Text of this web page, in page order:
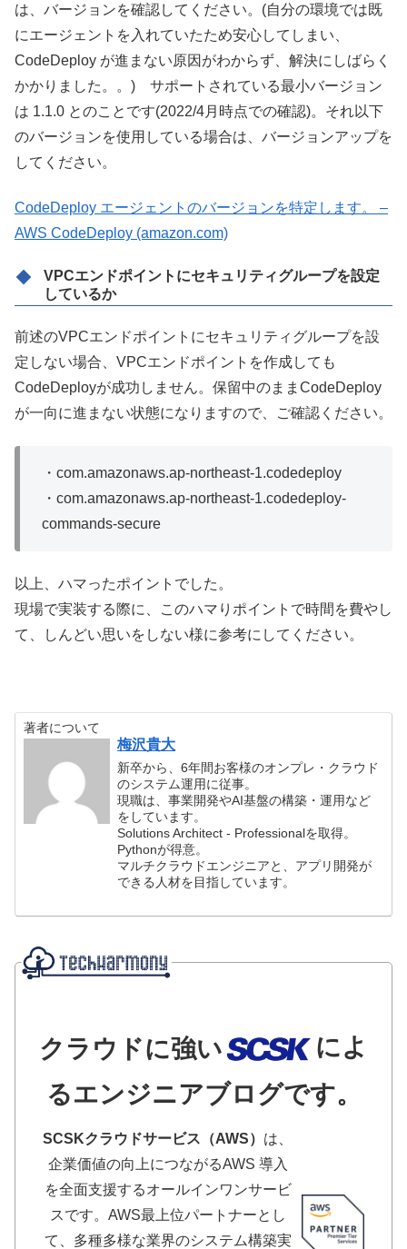
は、バージョンを確認してください。(自分の環境では既
にエージェントを入れていたため安心してしまい、
CodeDeploy が進まない原因がわからず、解決にしばらく
かかりました。。) サポートされている最小バージョン
は 1.1.0 とのことです(2022/4月時点での確認)。それ以下
のバージョンを使用している場合は、バージョンアップを
してください。
CodeDeploy エージェントのバージョンを特定します。 –
AWS CodeDeploy (amazon.com)
VPCエンドポイントにセキュリティグループを設定
しているか
前述のVPCエンドポイントにセキュリティグループを設
定しない場合、VPCエンドポイントを作成しても
CodeDeployが成功しません。保留中のままCodeDeploy
が一向に進まない状態になりますので、ご確認ください。
・com.amazonaws.ap-northeast-1.codedeploy
・com.amazonaws.ap-northeast-1.codedeploy-
commands-secure
以上、ハマったポイントでした。
現場で実装する際に、このハマりポイントで時間を費やし
て、しんどい思いをしない様に参考にしてください。
著者について
梅沢貴大
新卒から、6年間お客様のオンプレ・クラウド
のシステム運用に従事。
現職は、事業開発やAI基盤の構築・運用など
をしています。
Solutions Architect - Professionalを取得。
Pythonが得意。
マルチクラウドエンジニアと、アプリ開発が
できる人材を目指しています。
クラウドに強い
によ
るエンジニアブログです。
SCSKクラウドサービス（AWS） は、
企業価値の向上につながるAWS 導入
を全面支援するオールインワンサービ
スです。AWS最上位パートナーとし
て、多種多様な業界のシステム構築実